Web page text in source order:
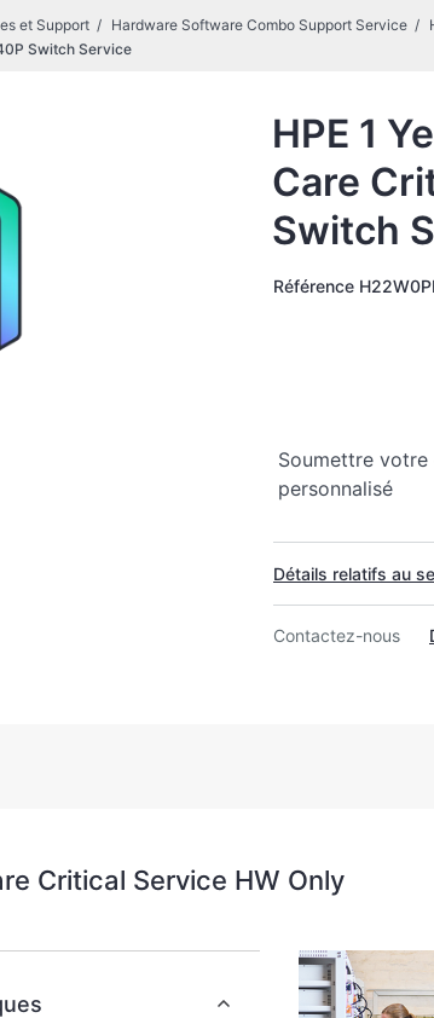
et Support Hardware Software Combo Support Service
Switch Service
HPE 1
Care
Switch
Référence
Soumettre
personnalisé
Détails relatifs au
Contactez-nous
Critical Service HW Only